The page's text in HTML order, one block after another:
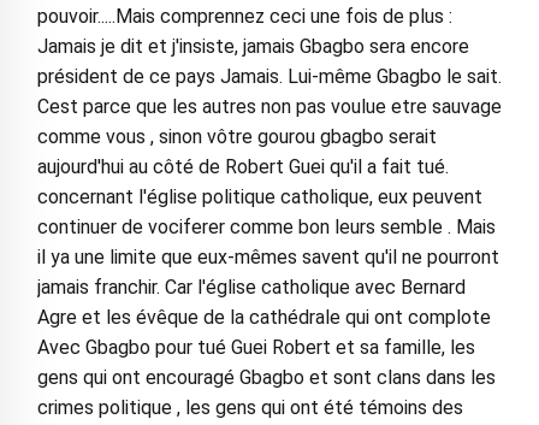
pouvoir.....Mais comprennez ceci une fois de plus :
Jamais je dit et j'insiste, jamais Gbagbo sera encore
président de ce pays Jamais. Lui-même Gbagbo le sait.
Cest parce que les autres non pas voulue etre sauvage
comme vous , sinon vôtre gourou gbagbo serait
aujourd'hui au côté de Robert Guei qu'il a fait tué.
concernant l'église politique catholique, eux peuvent
continuer de vociferer comme bon leurs semble . Mais
il ya une limite que eux-mêmes savent qu'il ne pourront
jamais franchir. Car l'église catholique avec Bernard
Agre et les évêque de la cathédrale qui ont complote
Avec Gbagbo pour tué Guei Robert et sa famille, les
gens qui ont encouragé Gbagbo et sont clans dans les
crimes politique , les gens qui ont été témoins des